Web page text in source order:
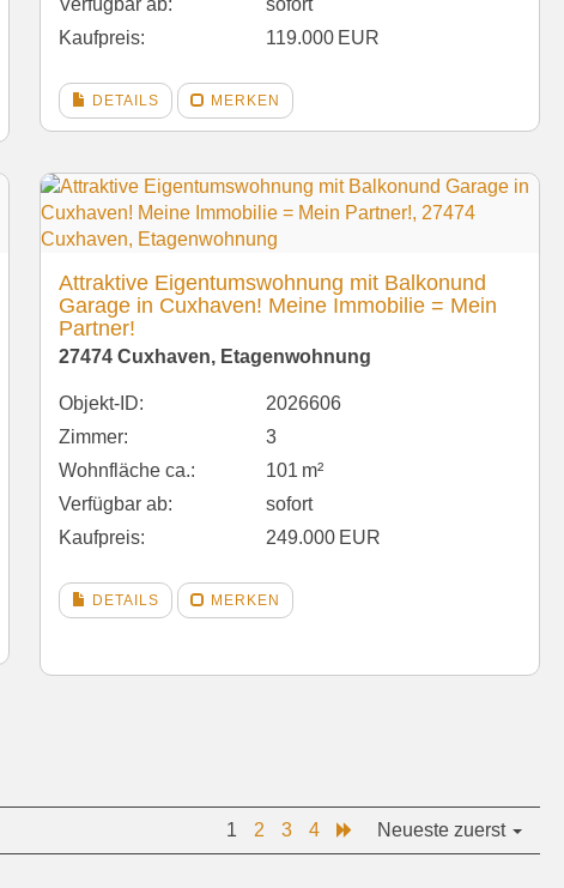
Verfügbar ab:
sofort
Kaufpreis:
119.000 EUR
DETAILS MERKEN
Attraktive Eigentumswohnung mit Balkonund
Garage in Cuxhaven! Meine Immobilie = Mein
Partner!
27474 Cuxhaven, Etagenwohnung
Objekt-ID:
2026606
Zimmer:
3
Wohnfläche ca.:
101 m²
Verfügbar ab:
sofort
Kaufpreis:
249.000 EUR
DETAILS MERKEN
1 2 3 4 Neueste zuerst